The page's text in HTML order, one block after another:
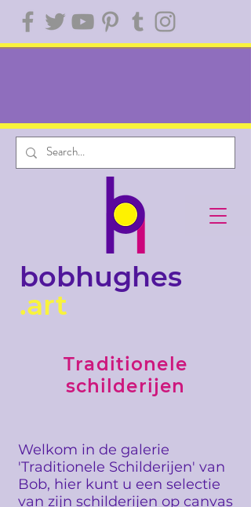
bobhughes
.art
Traditionele
schilderijen
Welkom in de galerie
'Traditionele Schilderijen' van
Bob, hier kunt u een selectie
van zijn schilderijen op canvas